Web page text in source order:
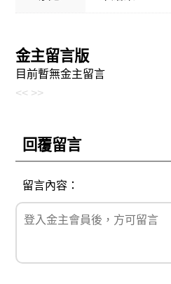
金主留言版
目前暫無金主留言
<< >>
回覆留言
留言內容：